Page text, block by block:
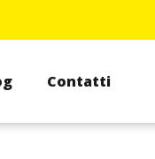
Contatti